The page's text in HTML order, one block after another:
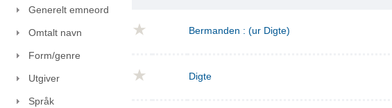
Generelt emneord
Omtalt navn
Form/genre
Utgiver
Språk
Bermanden : (ur Digte)
Digte